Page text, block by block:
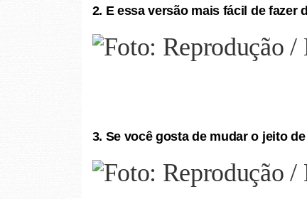
2. E essa versão mais fácil de
3. Se você gosta de mudar o jeito